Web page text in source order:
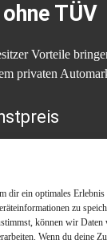
dir ein optimales
zu
können wir Daten
Wenn du deine
TÜV
Vorteile
privaten
sich mit
in etwa gleiche
in welchem
damit er